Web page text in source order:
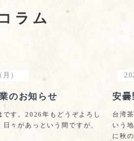
ラム
）
のお知らせ
です。2026年もどうぞよろし
日々があっという間ですが、
安曇
台湾
いう
に秋